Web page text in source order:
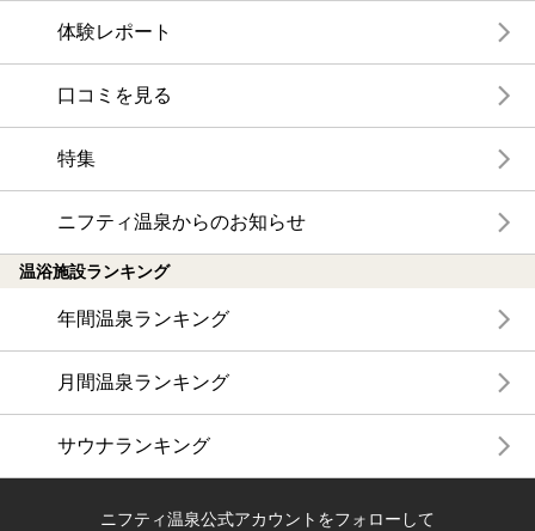
体験レポート
口コミを見る
特集
ニフティ温泉からのお知らせ
温浴施設ランキング
年間温泉ランキング
月間温泉ランキング
サウナランキング
ニフティ温泉公式アカウントをフォローして